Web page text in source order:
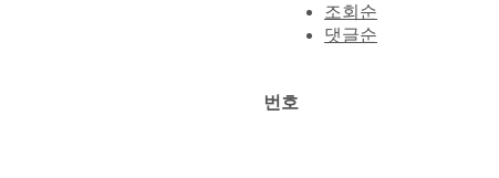
조회순
댓글순
번호